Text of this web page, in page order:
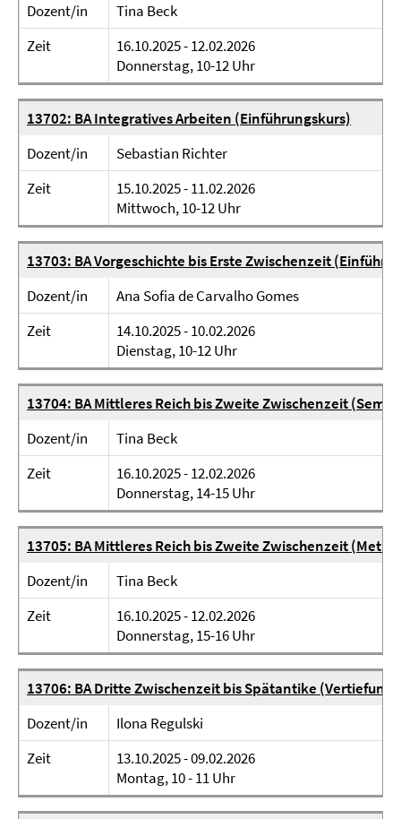
Dozent/in
Tina Beck
Zeit
16.10.2025 - 12.02.2026
Donnerstag, 10-12 Uhr
13702: BA Integratives Arbeiten (Einführungskurs)
Dozent/in
Sebastian Richter
Zeit
15.10.2025 - 11.02.2026
Mittwoch, 10-12 Uhr
13703: BA Vorgeschichte bis Erste Zwischenzeit
Dozent/in
Ana Sofia de Carvalho Gomes
Zeit
14.10.2025 - 10.02.2026
Dienstag, 10-12 Uhr
13704: BA Mittleres Reich bis Zweite Zwischenzeit
Dozent/in
Tina Beck
Zeit
16.10.2025 - 12.02.2026
Donnerstag, 14-15 Uhr
13705: BA Mittleres Reich bis Zweite Zwischenzeit
Dozent/in
Tina Beck
Zeit
16.10.2025 - 12.02.2026
Donnerstag, 15-16 Uhr
13706: BA Dritte Zwischenzeit bis Spätantike
Dozent/in
Ilona Regulski
Zeit
13.10.2025 - 09.02.2026
Montag, 10 - 11 Uhr